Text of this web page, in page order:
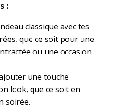
:
classique avec tes
que ce soit pour une
ou une occasion
une touche
look, que ce soit en
soirée.